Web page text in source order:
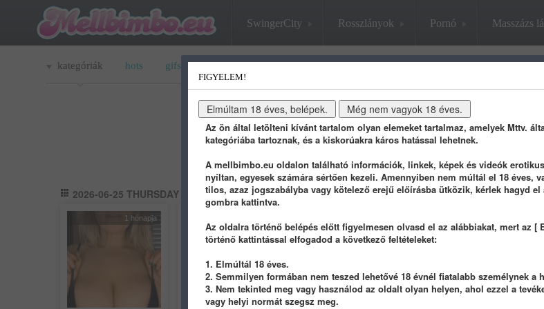
SwingerCity Rosszlányok Pornó Masszázs
kategóriák hots gifs porn youtube qdb stat info
2026-06-25 THURSDAY
1 hónapja
FIGYELEM!
Az ön által letölteni kívánt tartalom olyan elemeket tartalmaz, amelyek Mttv.
kategóriába tartoznak, és a kiskorúakra káros hatással lehetnek.
A mellbimbo.eu oldalon található információk, linkek, képek és videók
nyíltan, egyesek számára sértően kezeli. Amennyiben nem múltál el 18 éves,
tilos, azaz jogszabályba vagy kötelező erejű előírásba ütközik, kérlek hagyd
gombra kattintva.
Az oldalra történő belépés előtt figyelmesen olvasd el az alábbiakat, mert az [
történő kattintással elfogadod a következő feltételeket:
1. Elmúltál 18 éves.
2. Semmilyen formában nem teszed lehetővé 18 évnél fiatalabb személynek a
3. Nem tekinted meg vagy használod az oldalt olyan helyen, ahol ezzel a
vagy helyi normát szegsz meg.